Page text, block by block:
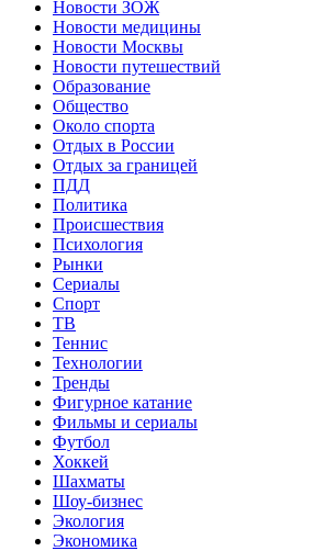
Новости ЗОЖ
Новости медицины
Новости Москвы
Новости путешествий
Образование
Общество
Около спорта
Отдых в России
Отдых за границей
ПДД
Политика
Происшествия
Психология
Рынки
Сериалы
Спорт
ТВ
Теннис
Технологии
Тренды
Фигурное катание
Фильмы и сериалы
Футбол
Хоккей
Шахматы
Шоу-бизнес
Экология
Экономика